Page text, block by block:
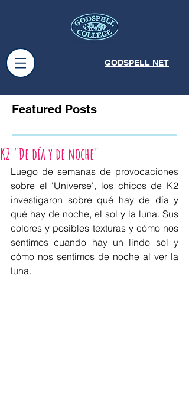
GODSPELL NET
Featured Posts
K2 "De día y de noche"
Luego de semanas de provocaciones
sobre el 'Universe', los chicos de K2
investigaron sobre qué hay de día y
qué hay de noche, el sol y la luna. Sus
colores y posibles texturas y cómo nos
sentimos cuando hay un lindo sol y
cómo nos sentimos de noche al ver la
luna.